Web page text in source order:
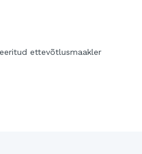
ettevõtlusmaakler